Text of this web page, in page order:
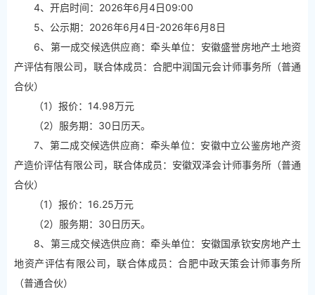
4、开启时间：2026年6月4日09:00
5、公示期：2026年6月4日-2026年6月8日
6、第一成交候选供应商：牵头单位：安徽盛誉房地产土地资
产评估有限公司，联合体成员：合肥中润国元会计师事务所（普通
合伙）
（1）报价：14.98万元
（2）服务期：30日历天。
7、第二成交候选供应商：牵头单位：安徽中立公鉴房地产资
产造价评估有限公司，联合体成员：安徽双泽会计师事务所（普通
合伙）
（1）报价：16.25万元
（2）服务期：30日历天。
8、第三成交候选供应商：牵头单位：安徽国承钦安房地产土
地资产评估有限公司，联合体成员：合肥中政天策会计师事务所
（普通合伙）